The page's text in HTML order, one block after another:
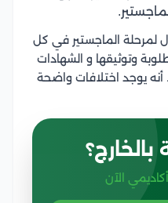
لمرحلة الماجستير في كل
وتوثيقها و الشهادات
أنه يوجد اختلافات واضحة
بالخارج؟
الآن